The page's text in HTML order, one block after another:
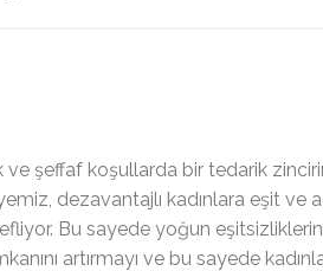
ve şeffaf koşullarda bir tedarik
dezavantajlı kadınlara eşit ve
Bu sayede yoğun
artırmayı ve bu sayede